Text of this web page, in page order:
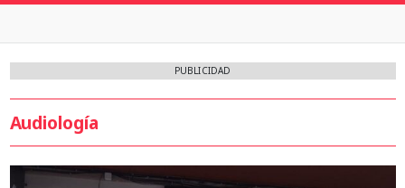
PUBLICIDAD
Audiología